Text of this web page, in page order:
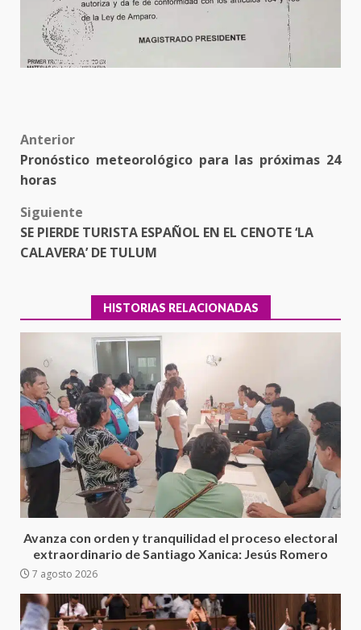
Post
navigation
Anterior
Pronóstico meteorológico para las próximas 24
horas
Siguiente
SE PIERDE TURISTA ESPAÑOL EN EL CENOTE ‘LA
CALAVERA’ DE TULUM
HISTORIAS RELACIONADAS
Avanza con orden y tranquilidad el proceso electoral
extraordinario de Santiago Xanica: Jesús Romero
7 agosto 2026
3
Ciudad Salud: justicia social para
Oaxaca
con el Gobernador Salomón Jara
Cruz reafirma la consolidación
de la transformación en